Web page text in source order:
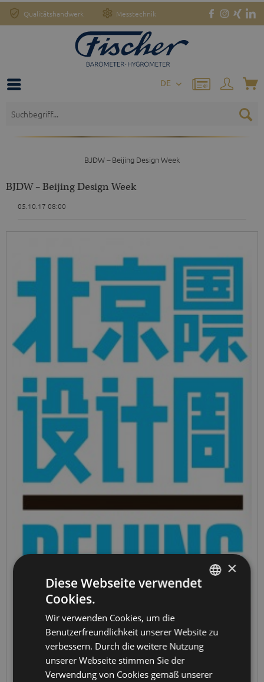
Qualitätshandwerk Messtechnik
DE
BJDW – Beijing Design Week
BJDW – Beijing Design Week
05.10.17 08:00
×
Diese Webseite verwendet
Cookies.
Wir verwenden Cookies, um die
Benutzerfreundlichkeit unserer Website zu
verbessern. Durch die weitere Nutzung
unserer Webseite stimmen Sie der
Verwendung von Cookies gemäß unserer